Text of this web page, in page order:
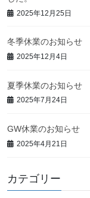
2025年12月25日
冬季休業のお知らせ
2025年12月4日
夏季休業のお知らせ
2025年7月24日
GW休業のお知らせ
2025年4月21日
カテゴリー